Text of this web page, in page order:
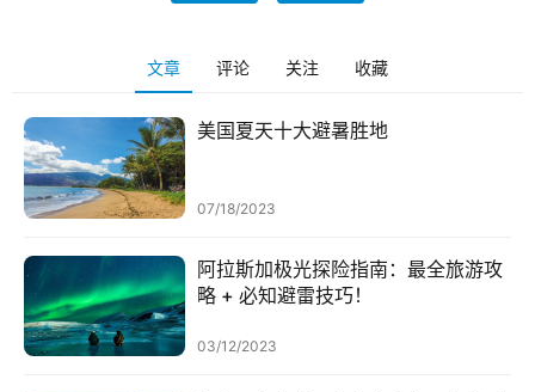
首
页
生
活
游
文章 评论 关注 收藏
美国夏天十大避暑胜地
07/18/2023
阿拉斯加极光探险指南：最全旅游攻
略 + 必知避雷技巧！
03/12/2023